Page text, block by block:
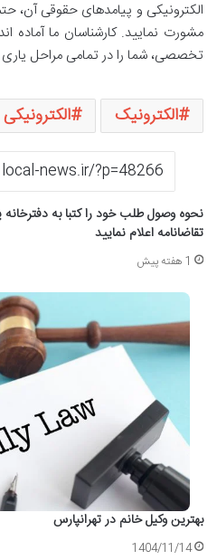
الکترونیکی و پیامدهای حقوقی
مشورت نمایید. کارشناسان ما آماده
تخصصی، شما را در تمامی مراحل یاری
الکترونیک الکترونیکی
نحوه وصول طلب خود را کتبا به
تقاضانامه اعلام نمایید
1 هفته پیش
بهترین وکیل خانم در تهرانپارس
1404/11/14